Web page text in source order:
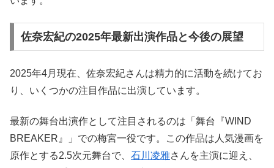
佐奈宏紀の2025年最新出演作品と今後の展望
2025年4月現在、佐奈宏紀さんは精力的に活動を続けてお
り、いくつかの注目作品に出演しています。
最新の舞台出演作として注目されるのは「舞台『WIND
BREAKER』」での梅宮一役です。この作品は人気漫画を
原作とする2.5次元舞台で、 石川凌雅さんを主演に迎え、